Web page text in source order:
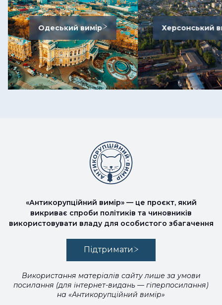
Одеський вимір Херсонський
«Антикорупційний вимір» — це проєкт, який
викриває спроби політиків та чиновників
використовувати владу для особистого збагачення
Підтримати
Використання матеріалів сайту лише за умови
посилання (для інтернет-видань — гіперпосилання)
на «Антикорупційний вимір»